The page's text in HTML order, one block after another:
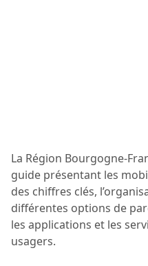
La Région Bourgogne-
guide présentant les
des chiffres clés,
différentes options de
les applications et les
usagers.